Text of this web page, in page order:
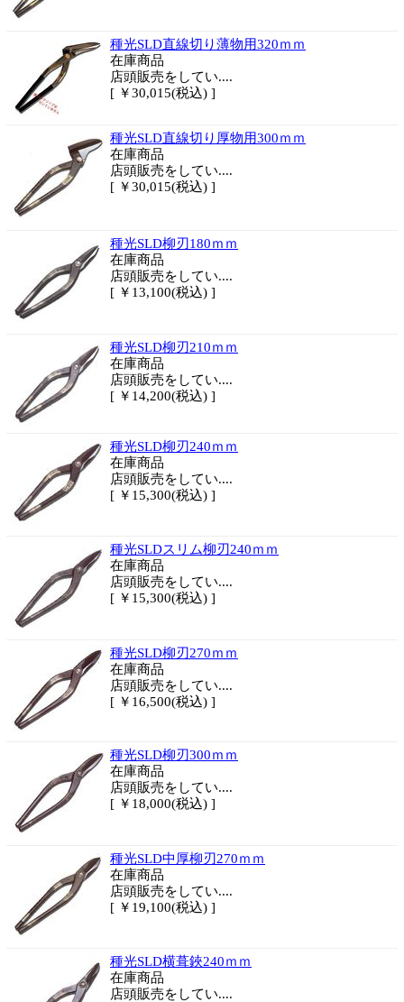
種光SLD直線切り薄物用320ｍｍ
在庫商品
店頭販売をしてい....
[ ￥30,015(税込) ]
種光SLD直線切り厚物用300ｍｍ
在庫商品
店頭販売をしてい....
[ ￥30,015(税込) ]
種光SLD柳刃180ｍｍ
在庫商品
店頭販売をしてい....
[ ￥13,100(税込) ]
種光SLD柳刃210ｍｍ
在庫商品
店頭販売をしてい....
[ ￥14,200(税込) ]
種光SLD柳刃240ｍｍ
在庫商品
店頭販売をしてい....
[ ￥15,300(税込) ]
種光SLDスリム柳刃240ｍｍ
在庫商品
店頭販売をしてい....
[ ￥15,300(税込) ]
種光SLD柳刃270ｍｍ
在庫商品
店頭販売をしてい....
[ ￥16,500(税込) ]
種光SLD柳刃300ｍｍ
在庫商品
店頭販売をしてい....
[ ￥18,000(税込) ]
種光SLD中厚柳刃270ｍｍ
在庫商品
店頭販売をしてい....
[ ￥19,100(税込) ]
種光SLD横葺鋏240ｍｍ
在庫商品
店頭販売をしてい....